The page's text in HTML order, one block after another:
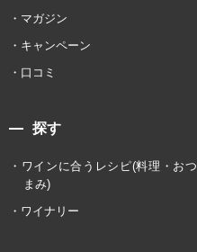
マガジン
キャンペーン
口コミ
探す
ワインに合うレシピ(料理・おつ
まみ)
ワイナリー